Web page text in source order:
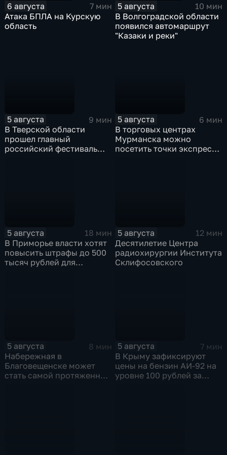
6 августа
7 мин
Атака БПЛА на Курскую
область
5 августа
10 мин
В Волгоградской области
появился автомаршрут
"Казаки и реки"
5 августа
9 мин
В Тверской области
прошел главный
российский фестиваль
5 августа
6 мин
В торговых центрах
Мурманска можно
посетить точки экспресс-
5 августа
18 мин
В Приморье власти хотят
повысить штрафы до 500
тысяч рублей для
5 августа
12 мин
Десятилетие Центра
радиохирургии Института
Склифосовского
5 августа
8 мин
Набережная в
Благовещенске может
стать самой протяженной
5 августа
7 мин
В Крыму зафиксируют
цены на бензин АИ-92 на
уровне 100 рублей за